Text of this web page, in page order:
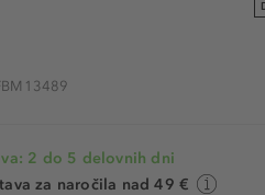
2 do 5 delovnih dni
za naročila nad 49 €